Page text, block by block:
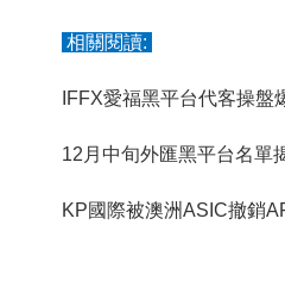
相關閱讀:
IFFX愛福黑平台代客操盤
12月中旬外匯黑平台名單
KP國際被澳洲ASIC撤銷